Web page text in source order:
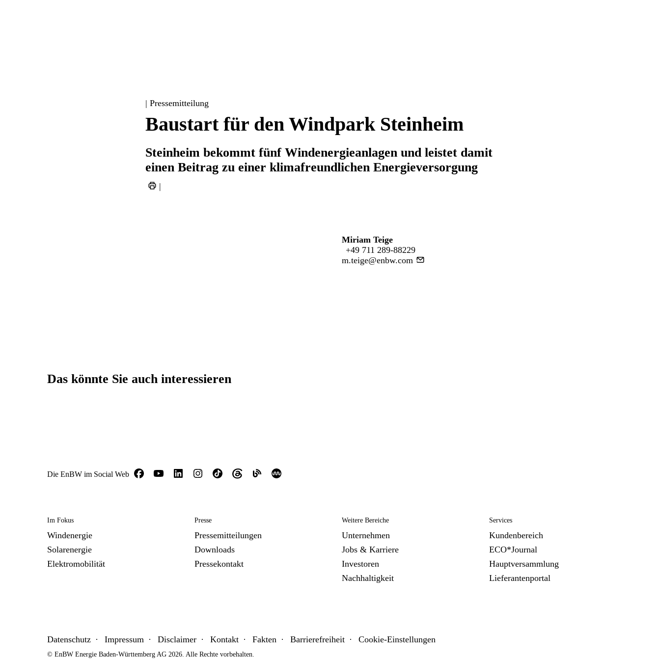
| Pressemitteilung
Baustart für den Windpark Steinheim
Steinheim bekommt fünf Windenergieanlagen und leistet damit
einen Beitrag zu einer klimafreundlichen Energieversorgung
|
Miriam Teige
+49 711 289-88229
m.teige@enbw.com
Das könnte Sie auch interessieren
Die EnBW im Social Web
Im Fokus
Windenergie
Solarenergie
Elektromobilität
Presse
Pressemitteilungen
Downloads
Pressekontakt
Weitere Bereiche
Unternehmen
Jobs & Karriere
Investoren
Nachhaltigkeit
Services
Kundenbereich
ECO*Journal
Hauptversammlung
Lieferantenportal
Datenschutz Impressum Disclaimer Kontakt Fakten Barrierefreiheit Cookie-Einstellungen
© EnBW Energie Baden-Württemberg AG 2026. Alle Rechte vorbehalten.